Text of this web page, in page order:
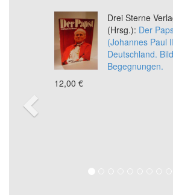
Drei Sterne
(Hrsg.): Der
(Johannes Paul
Deutschland.
Begegnungen.
12,00 €
Previous